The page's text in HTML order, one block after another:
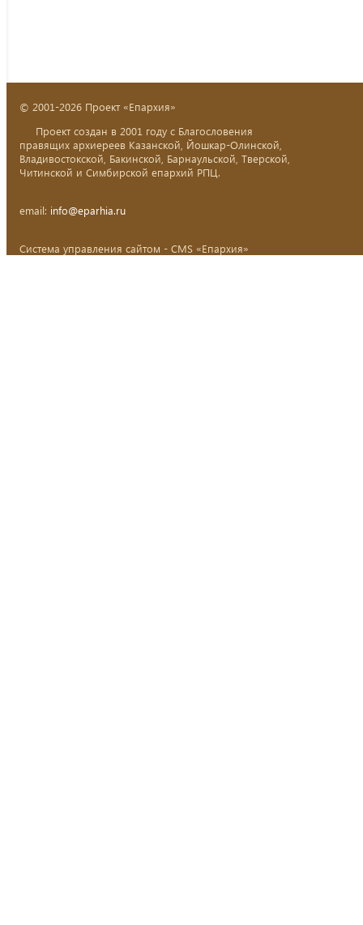
© 2001-2026 Проект «Епархия»
Проект создан в 2001 году с Благословения
правящих архиереев Казанской, Йошкар-Олинской,
Владивостокской, Бакинской, Барнаульской, Тверской,
Читинской и Симбирской епархий РПЦ.
email: info@eparhia.ru
Система управления сайтом - CMS «Епархия»